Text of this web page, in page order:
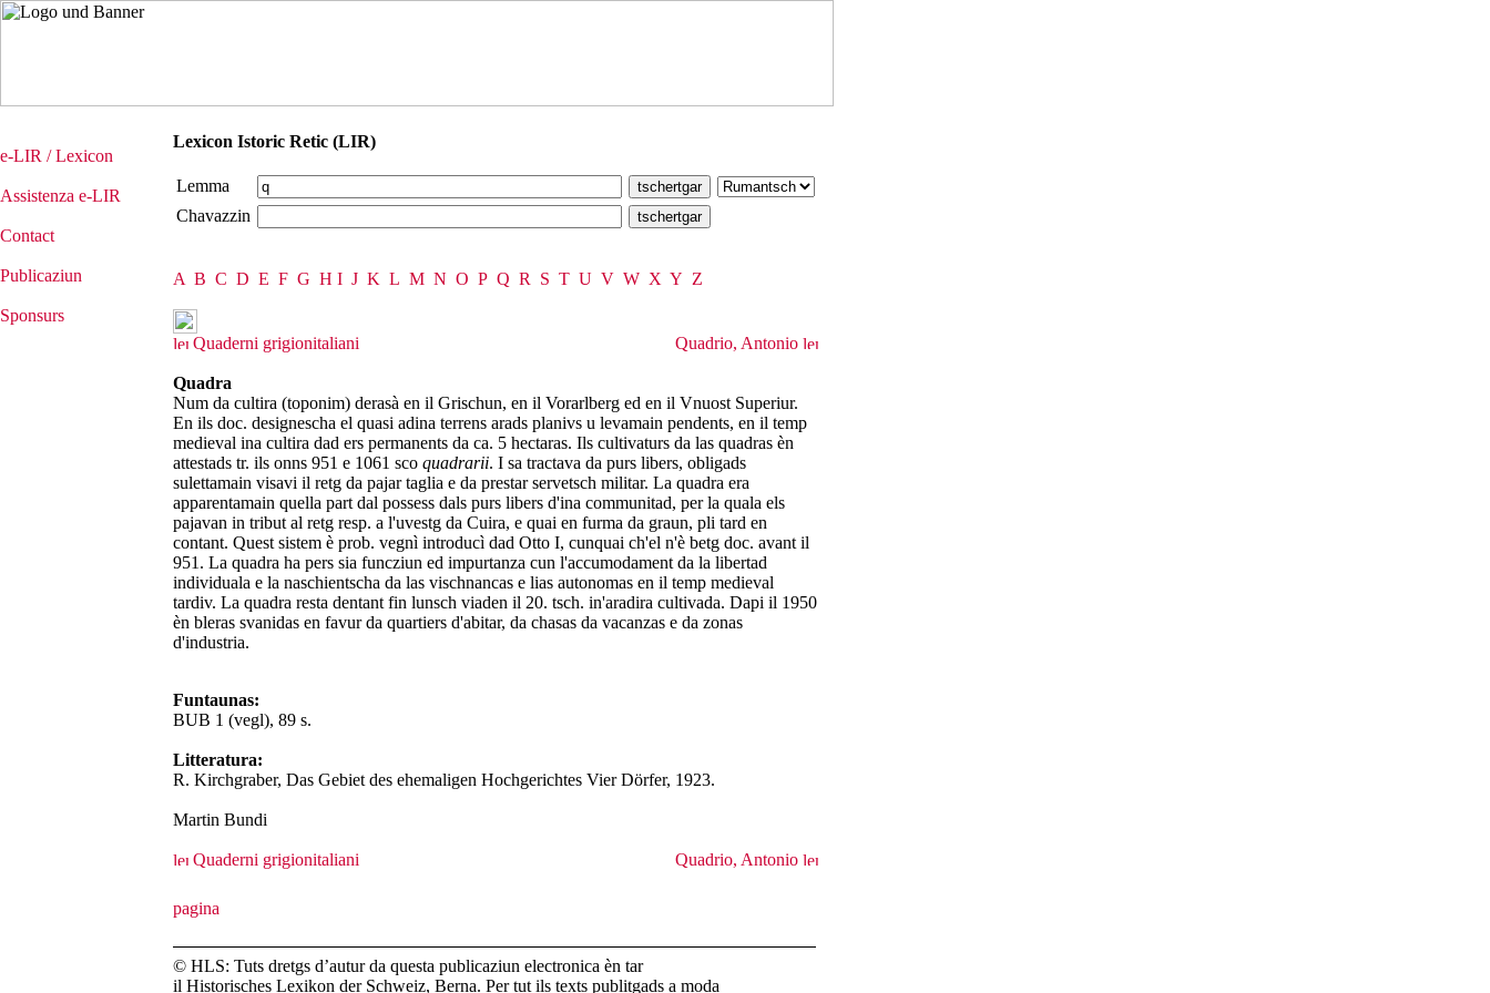
e-LIR / Lexicon
Assistenza e-LIR
Contact
Publicaziun
Sponsurs
Lexicon Istoric Retic (LIR)
Lemma
Chavazzin
A B C D E F G H I J K L M N O P Q R S T U V W X Y Z
Quaderni grigionitaliani Quadrio, Antonio
Quadra
Num da cultira (toponim) derasà en il Grischun, en il Vorarlberg ed en il Vnuost Superiur.
En ils doc. designescha el quasi adina terrens arads planivs u levamain pendents, en il temp
medieval ina cultira dad ers permanents da ca. 5 hectaras. Ils cultivaturs da las quadras èn
attestads tr. ils onns 951 e 1061 sco quadrarii. I sa tractava da purs libers, obligads
sulettamain visavi il retg da pajar taglia e da prestar servetsch militar. La quadra era
apparentamain quella part dal possess dals purs libers d'ina communitad, per la quala els
pajavan in tribut al retg resp. a l'uvestg da Cuira, e quai en furma da graun, pli tard en
contant. Quest sistem è prob. vegnì introducì dad Otto I, cunquai ch'el n'è betg doc. avant il
951. La quadra ha pers sia funcziun ed impurtanza cun l'accumodament da la libertad
individuala e la naschientscha da las vischnancas e lias autonomas en il temp medieval
tardiv. La quadra resta dentant fin lunsch viaden il 20. tsch. in'aradira cultivada. Dapi il 1950
èn bleras svanidas en favur da quartiers d'abitar, da chasas da vacanzas e da zonas
d'industria.
Funtaunas:
BUB 1 (vegl), 89 s.
Litteratura:
R. Kirchgraber, Das Gebiet des ehemaligen Hochgerichtes Vier Dörfer, 1923.
Martin Bundi
Quaderni grigionitaliani Quadrio, Antonio
© HLS: Tuts dretgs d’autur da questa publicaziun electronica èn tar
il Historisches Lexikon der Schweiz, Berna. Per tut ils texts publitgads a moda